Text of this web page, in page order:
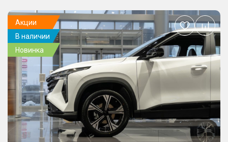
Акции
В наличии
Новинка
Добавить
в
избранное